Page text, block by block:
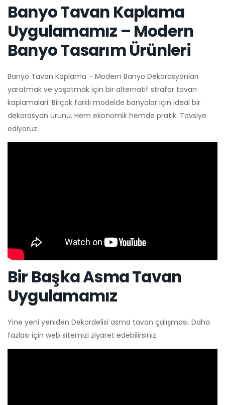
Banyo Tavan Kaplama
Uygulamamız – Modern
Banyo Tasarım Ürünleri
Banyo Tavan Kaplama – Modern Banyo Dekorasyonları
yaratmak ve yaşatmak için bir alternatif strafor tavan
kaplamalari. Birçok farklı modelde banyolar için ideal bir
dekorasyon ürünü. Hem ekonomik hemde pratik. Tavsiye
ediyoruz.
Bir Başka Asma Tavan
Uygulamamız
Yine yeni yeniden Dekordelisi asma tavan çalışması. Daha
fazlası için web sitemizi ziyaret edebilirsiniz.